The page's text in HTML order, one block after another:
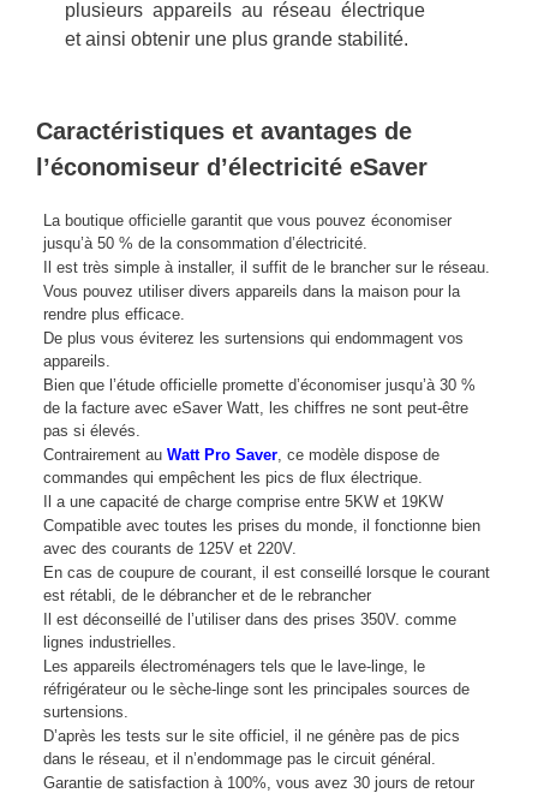
plusieurs appareils au réseau électrique
et ainsi obtenir une plus grande stabilité.
Caractéristiques et avantages de
l’économiseur d’électricité eSaver
La boutique officielle garantit que vous pouvez économiser
jusqu’à 50 % de la consommation d’électricité.
Il est très simple à installer, il suffit de le brancher sur le réseau.
Vous pouvez utiliser divers appareils dans la maison pour la
rendre plus efficace.
De plus vous éviterez les surtensions qui endommagent vos
appareils.
Bien que l’étude officielle promette d’économiser jusqu’à 30 %
de la facture avec eSaver Watt, les chiffres ne sont peut-être
pas si élevés.
Contrairement au Watt Pro Saver, ce modèle dispose de
commandes qui empêchent les pics de flux électrique.
Il a une capacité de charge comprise entre 5KW et 19KW
Compatible avec toutes les prises du monde, il fonctionne bien
avec des courants de 125V et 220V.
En cas de coupure de courant, il est conseillé lorsque le courant
est rétabli, de le débrancher et de le rebrancher
Il est déconseillé de l’utiliser dans des prises 350V. comme
lignes industrielles.
Les appareils électroménagers tels que le lave-linge, le
réfrigérateur ou le sèche-linge sont les principales sources de
surtensions.
D’après les tests sur le site officiel, il ne génère pas de pics
dans le réseau, et il n’endommage pas le circuit général.
Garantie de satisfaction à 100%, vous avez 30 jours de retour